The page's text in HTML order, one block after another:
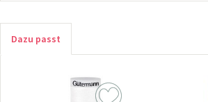
Dazu passt